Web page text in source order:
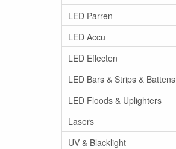
LED Parren
LED Accu
LED Effecten
LED Bars & Strips & Battens
LED Floods & Uplighters
Lasers
UV & Blacklight